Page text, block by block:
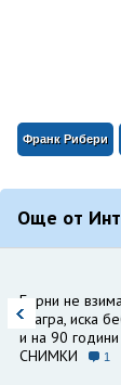
Франк Рибери
Още от
Бърни не взима
виагра, иска
и на 90
СНИМКИ
1